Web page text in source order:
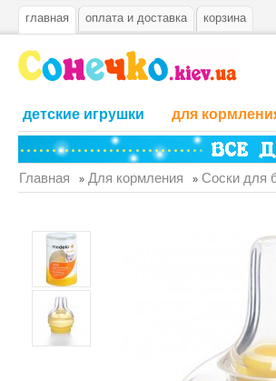
главная оплата и доставка корзина
детские игрушки для
Главная » Для кормления » Соски для